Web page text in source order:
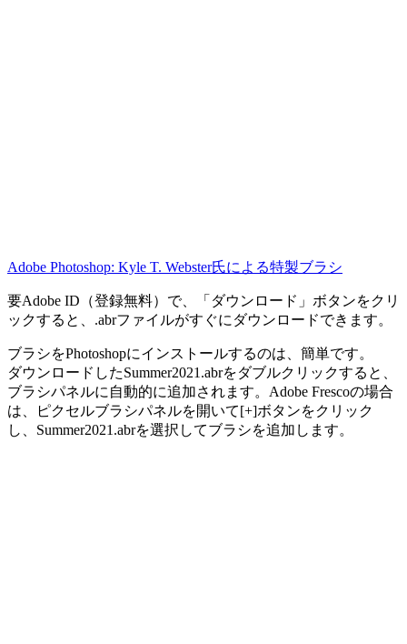
Adobe Photoshop: Kyle T. Webster氏による特製ブラシ
要Adobe ID（登録無料）で、「ダウンロード」ボタンをクリ
ックすると、.abrファイルがすぐにダウンロードできます。
ブラシをPhotoshopにインストールするのは、簡単です。
ダウンロードしたSummer2021.abrをダブルクリックすると、
ブラシパネルに自動的に追加されます。Adobe Frescoの場合
は、ピクセルブラシパネルを開いて[+]ボタンをクリック
し、 Summer2021.abrを選択してブラシを追加します。